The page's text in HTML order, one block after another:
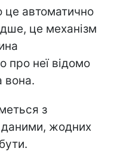
автоматично
це механізм
про неї відомо
вона.
з
даними, жодних